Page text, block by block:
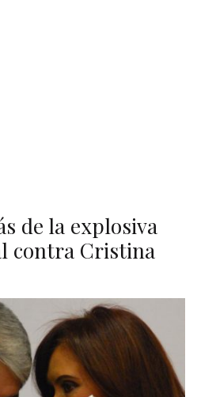
de la explosiva
contra Cristina